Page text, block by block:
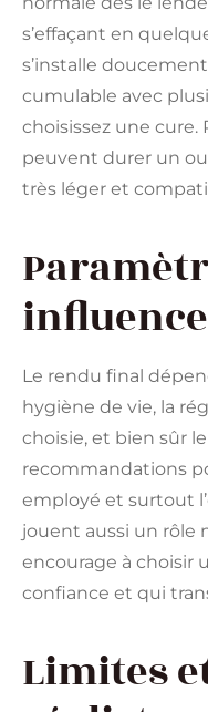
s’effaçant en
s’installe
cumulable avec
choisissez une
peuvent durer un
très léger et
Le rendu final
hygiène de vie, la
choisie, et bien sûr
recommandations
employé et surtout
jouent aussi un rôle
encourage à choisir
confiance et qui
Limites